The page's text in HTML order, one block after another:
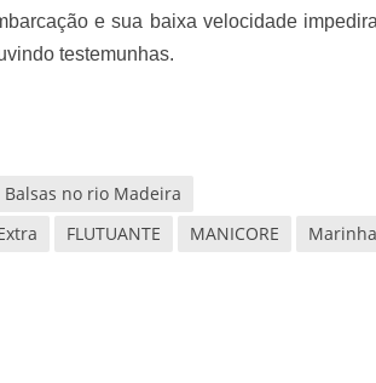
e sua baixa velocidade
testemunhas.
Balsas no rio Madeira
FLUTUANTE MANICORE
Marinha